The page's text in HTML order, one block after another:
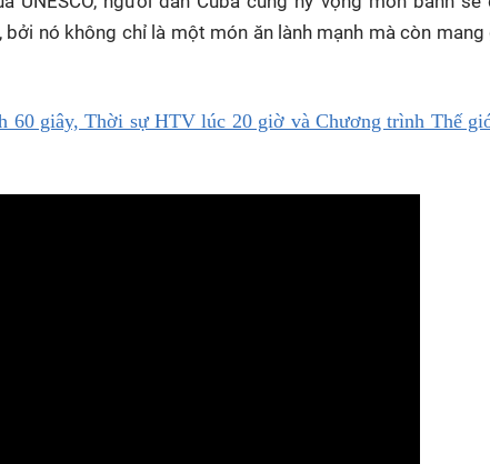
nó không chỉ là một món ăn lành mạnh mà còn mang
60 giây, Thời sự HTV lúc 20 giờ và Chương trình Thế